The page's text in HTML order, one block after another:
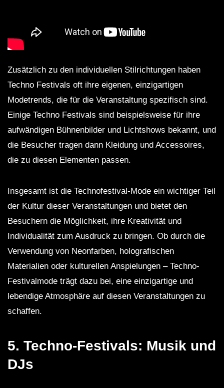
Zusätzlich zu den individuellen Stilrichtungen haben
Techno Festivals oft ihre eigenen, einzigartigen
Modetrends, die für die Veranstaltung spezifisch sind.
Einige Techno Festivals sind beispielsweise für ihre
aufwändigen Bühnenbilder und Lichtshows bekannt, und
die Besucher tragen dann Kleidung und Accessoires,
die zu diesen Elementen passen.
Insgesamt ist die Technofestival-Mode ein wichtiger Teil
der Kultur dieser Veranstaltungen und bietet den
Besuchern die Möglichkeit, ihre Kreativität und
Individualität zum Ausdruck zu bringen. Ob durch die
Verwendung von Neonfarben, holografischen
Materialien oder kulturellen Anspielungen – Techno-
Festivalmode trägt dazu bei, eine einzigartige und
lebendige Atmosphäre auf diesen Veranstaltungen zu
schaffen.
5. Techno-Festivals: Musik und
DJs